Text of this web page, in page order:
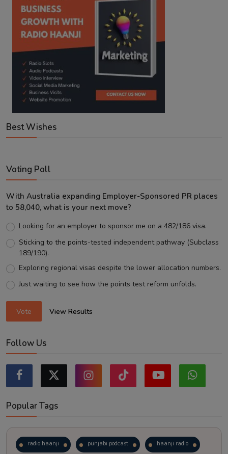
Best Wishes
Voting Poll
With Australia expanding Employer-Sponsored PR places
to 58,040, what is your next move?
Looking for an employer to sponsor me on a 482/186 visa.
Sticking to the points-tested independent pathway (Subclass
189/190).
Exploring regional visas despite the lower allocation numbers.
Just waiting to see how the points test reform unfolds.
Vote View Results
Follow Us
Popular Tags
radio haanji punjabi podcast haanji radio